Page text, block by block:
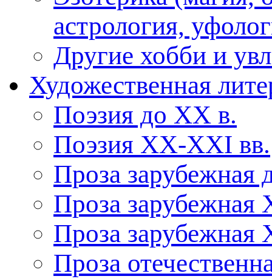
астрология,
Другие хобби и
Художественная
Поэзия до XX в.
Поэзия XX-XXI вв.
Проза зарубежная
Проза зарубежная
Проза
Проза